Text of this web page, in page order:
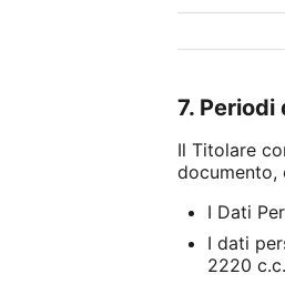
7.
Il Titolare
documento,
I Dati
I dati
2220